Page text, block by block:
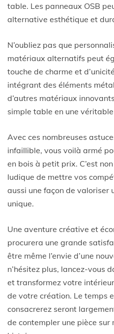
table. Les panneaux OSB
alternative esthétique et
N’oubliez pas que
matériaux alternatifs peut
touche de charme et
intégrant des éléments
d’autres matériaux
simple table en une
Avec ces nombreuses
infaillible, vous voilà armé
en bois à petit prix. C’est
ludique de mettre vos
aussi une façon de
unique.
Une aventure créative et
procurera une grande
être même l’envie d’une
n’hésitez plus, lancez-vous
et transformez votre
de votre création. Le temps
consacrerez seront
de contempler une pièce